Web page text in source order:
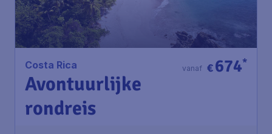
Costa Rica
Avontuurlijke
rondreis
€674*
vanaf